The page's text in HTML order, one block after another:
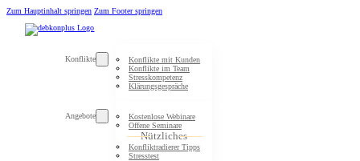
Zum Hauptinhalt springen Zum Footer springen
Konflikte
Konflikte mit Kunden
Konflikte im Team
Stresskompetenz
Klärungsgespräche
Angebote
Kostenlose Webinare
Offene Seminare
Nützliches
Konfliktradierer Tipps
Stresstest